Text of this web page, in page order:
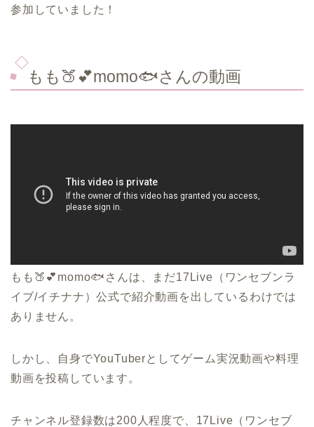
参加していました！
もも🍑💕momo🐟さんの動画
もも🍑💕momo🐟さんは、まだ17Live（ワンセブンラ
イブ/イチナナ）公式で紹介動画を出しているわけでは
ありません。
しかし、自身でYouTuberとしてゲーム実況動画や料理
動画を投稿しています。
チャンネル登録数は200人程度で、17Live（ワンセブ